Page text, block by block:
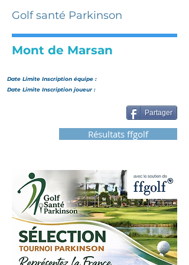
Golf santé Parkinson
Mont de Marsan
Date Limite Inscription équipe :
Date Limite Inscription joueur :
Partager
Résultats ffgolf